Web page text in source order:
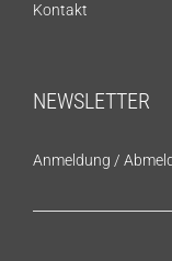
Kontakt
NEWSLETTER
Anmeldung /